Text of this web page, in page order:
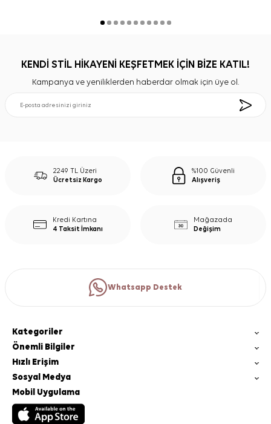
KENDİ STİL HİKAYENİ KEŞFETMEK İÇİN BİZE KATIL!
Kampanya ve yeniliklerden haberdar olmak için üye ol.
2249 TL Üzeri
Ücretsiz Kargo
%100 Güvenli
Alışveriş
Kredi Kartına
4 Taksit İmkanı
Mağazada
Değişim
Whatsapp Destek
Kategoriler
Önemli Bilgiler
Hızlı Erişim
Sosyal Medya
Mobil Uygulama